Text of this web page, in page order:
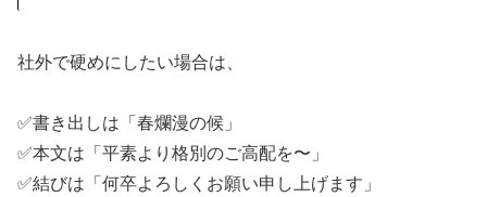
社外で硬めにしたい場合は、
✅書き出しは「春爛漫の候」
✅本文は「平素より格別のご高配を〜」
✅結びは「何卒よろしくお願い申し上げます」